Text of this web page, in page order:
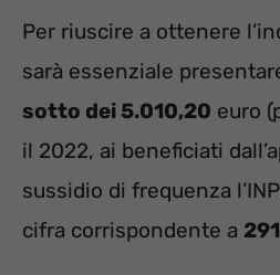
Per riuscire a ottenere
sarà essenziale
sotto dei 5.010,20 euro
il 2022, ai beneficiati
sussidio di frequenza
cifra corrispondente a